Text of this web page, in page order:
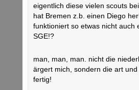
eigentlich diese vielen scouts
hat Bremen z.b. einen Diego
funktioniert so etwas nicht auch
SGE!?
man, man, man. nicht die
ärgert mich, sondern die art
fertig!